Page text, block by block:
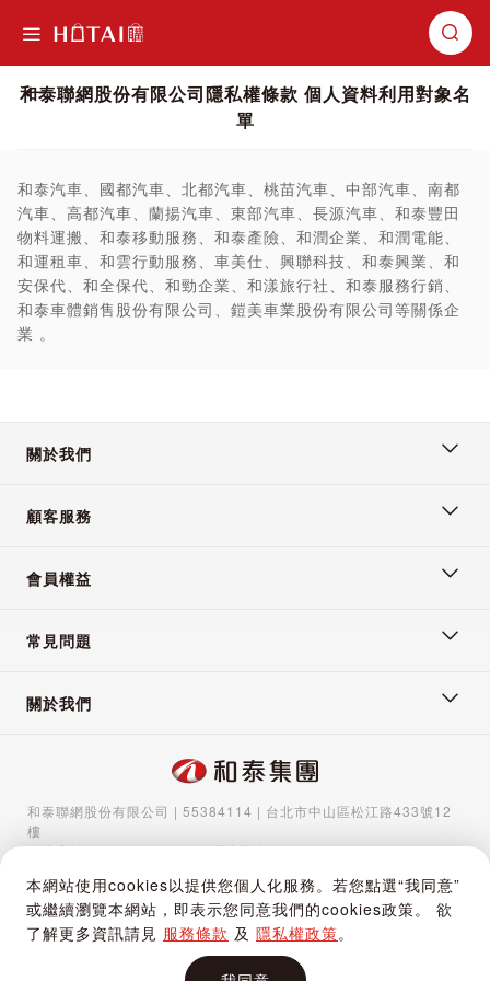
本網站使用cookies以提供您個人化服務。若您點選“我同意”
或繼續瀏覽本網站，即表示您同意我們的cookies政策。 欲
了解更多資訊請見 服務條款 及 隱私權政策。
和泰聯網股份有限公司隱私權條款 個人資料利用對象名
單
和泰汽車、國都汽車、北都汽車、桃苗汽車、中部汽車、南都
汽車、高都汽車、蘭揚汽車、東部汽車、長源汽車、和泰豐田
物料運搬、和泰移動服務、和泰產險、和潤企業、和潤電能、
和運租車、和雲行動服務、車美仕、興聯科技、和泰興業、和
安保代、和全保代、和勁企業、和漾旅行社、和泰服務行銷、
和泰車體銷售股份有限公司、鎧美車業股份有限公司等關係企
業 。
關於我們
顧客服務
會員權益
常見問題
關於我們
和泰聯網股份有限公司 | 55384114 | 台北市中山區松江路433號12
樓
服務專線：02-5570-1788| 聯絡信箱：gocs@hotaigo.com.tw| 服
Copyright © 2024 Hotai Connected Co.,Ltd | Powered by Hotai
Motor Corporation